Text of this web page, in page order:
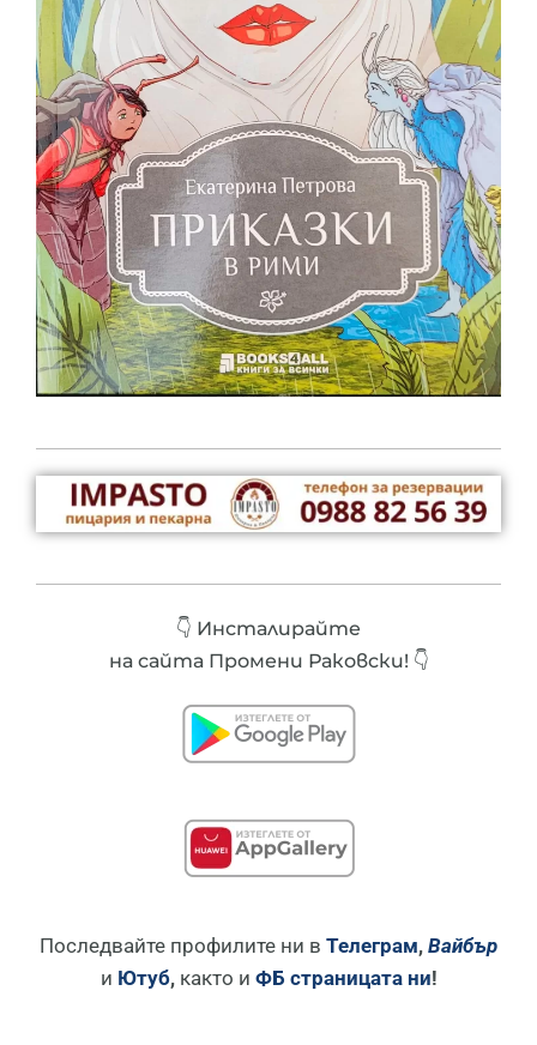
👇 Инсталирайте
на сайта Промени Раковски! 👇
Последвайте профилите ни в Телеграм, Вайбър
и Ютуб, както и ФБ страницата ни!